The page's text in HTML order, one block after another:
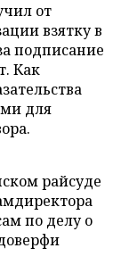
от
взятку в
подписание
Как
для
райсуде
по делу о